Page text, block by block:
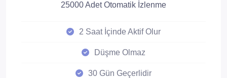
25000 Adet Otomatik İzlenme
2 Saat İçinde Aktif Olur
Düşme Olmaz
30 Gün Geçerlidir